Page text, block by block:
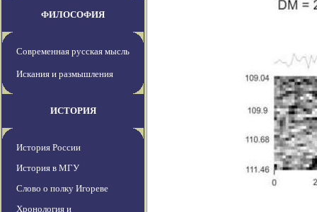
ФИЛОСОФИЯ
Современная русская мысль
Искания и размышления
ИСТОРИЯ
История России
История в МГУ
Слово о полку Игореве
Хронология и